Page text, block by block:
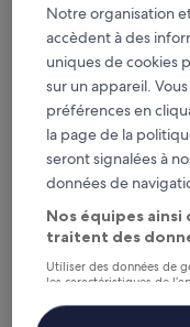
changement
Gagnez des
nuit
Économisez
Consultez les
Notre organisation
accèdent à des
uniques de cookies
sur un appareil.
préférences en
la page de la
seront signalées à
données de
Nos équipes
traitent des
Utiliser des données de
les caractéristiques de
personnalisés, mesure